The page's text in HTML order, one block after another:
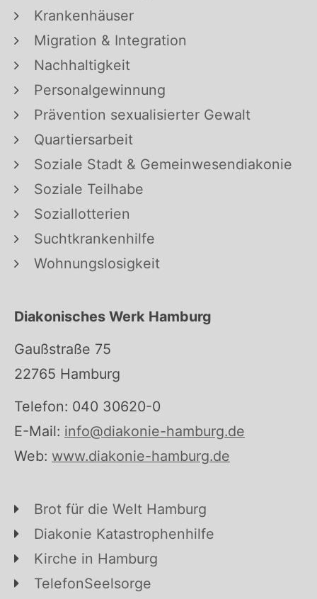
Krankenhäuser
Migration & Integration
Nachhaltigkeit
Personalgewinnung
Prävention sexualisierter Gewalt
Quartiersarbeit
Soziale Stadt & Gemeinwesendiakonie
Soziale Teilhabe
Soziallotterien
Suchtkrankenhilfe
Wohnungslosigkeit
Diakonisches Werk Hamburg
Gaußstraße 75
22765 Hamburg
Telefon: 040 30620-0
E-Mail: info@diakonie-hamburg.de
Web: www.diakonie-hamburg.de
Brot für die Welt Hamburg
Diakonie Katastrophenhilfe
Kirche in Hamburg
TelefonSeelsorge